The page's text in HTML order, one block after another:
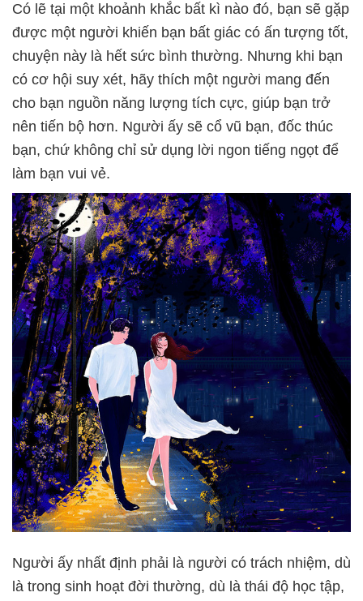
Có lẽ tại một khoảnh khắc bất kì nào đó, bạn sẽ gặp
được một người khiến bạn bất giác có ấn tượng tốt,
chuyện này là hết sức bình thường. Nhưng khi bạn
có cơ hội suy xét, hãy thích một người mang đến
cho bạn nguồn năng lượng tích cực, giúp bạn trở
nên tiến bộ hơn. Người ấy sẽ cổ vũ bạn, đốc thúc
bạn, chứ không chỉ sử dụng lời ngon tiếng ngọt để
làm bạn vui vẻ.
Người ấy nhất định phải là người có trách nhiệm, dù
là trong sinh hoạt đời thường, dù là thái độ học tập,